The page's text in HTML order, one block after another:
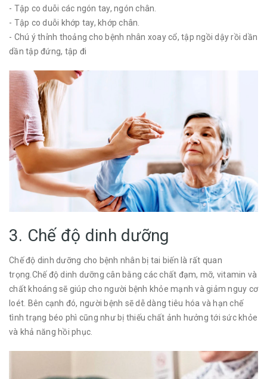
- Tập co duỗi các ngón tay, ngón chân.
- Tập co duỗi khớp tay, khớp chân.
- Chú ý thỉnh thoảng cho bệnh nhân xoay cổ, tập ngồi dậy rồi dần
dần tập đứng, tập đi
3. Chế độ dinh dưỡng
Chế độ dinh dưỡng cho bệnh nhân bị tai biến là rất quan
trọng.Chế độ dinh dưỡng cân bằng các chất đạm, mỡ, vitamin và
chất khoáng sẽ giúp cho người bệnh khỏe mạnh và giảm nguy cơ
loét. Bên cạnh đó, người bệnh sẽ dễ dàng tiêu hóa và hạn chế
tình trạng béo phì cũng như bị thiếu chất ảnh hưởng tới sức khỏe
và khả năng hồi phục.